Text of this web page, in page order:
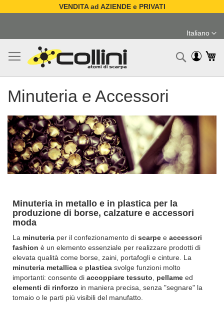
VENDITA ad AZIENDE e PRIVATI
contenuto
Lingua
Italiano
Minuteria e Accessori
Minuteria in metallo e in plastica per la
produzione di borse, calzature e accessori
moda
La minuteria per il confezionamento di scarpe e accessori
fashion è un elemento essenziale per realizzare prodotti di
elevata qualità come borse, zaini, portafogli e cinture. La
minuteria metallica e plastica svolge funzioni molto
importanti: consente di accoppiare tessuto pellame ed
elementi di rinforzo in maniera precisa, senza "segnare" la
tomaio o le parti più visibili del manufatto.